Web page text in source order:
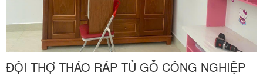
ĐỘI THỢ THÁO RÁP TỦ GỖ CÔNG NGHIỆP